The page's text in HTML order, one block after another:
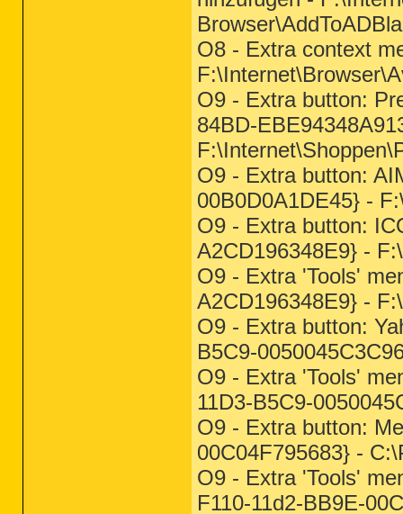
O8 - Extra context
O9 - Extra button:
84BD-
O9 - Extra button:
00B0D0A1DE45} -
O9 - Extra button:
A2CD196348E9} -
O9 - Extra 'Tools'
A2CD196348E9} -
O9 - Extra button:
B5C9-
O9 - Extra 'Tools'
11D3-B5C9-
O9 - Extra button:
00C04F795683} -
O9 - Extra 'Tools'
F110-11d2-BB9E-